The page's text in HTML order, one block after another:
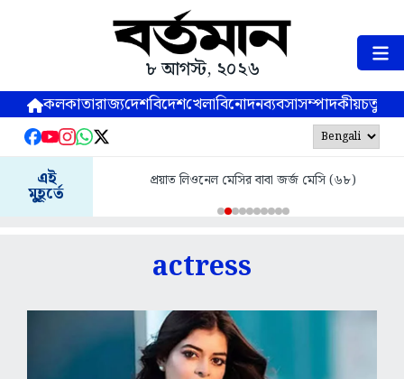
৮ আগস্ট, ২০২৬
কলকাতারাজ্যদেশবিদেশখেলাবিনোদনব্যবসাসম্পাদকীয়
এই
মুহূর্তে
প্রয়াত লিওনেল মেসির বাবা জর্জ মেসি (৬৮) ধসের জেরে
actress